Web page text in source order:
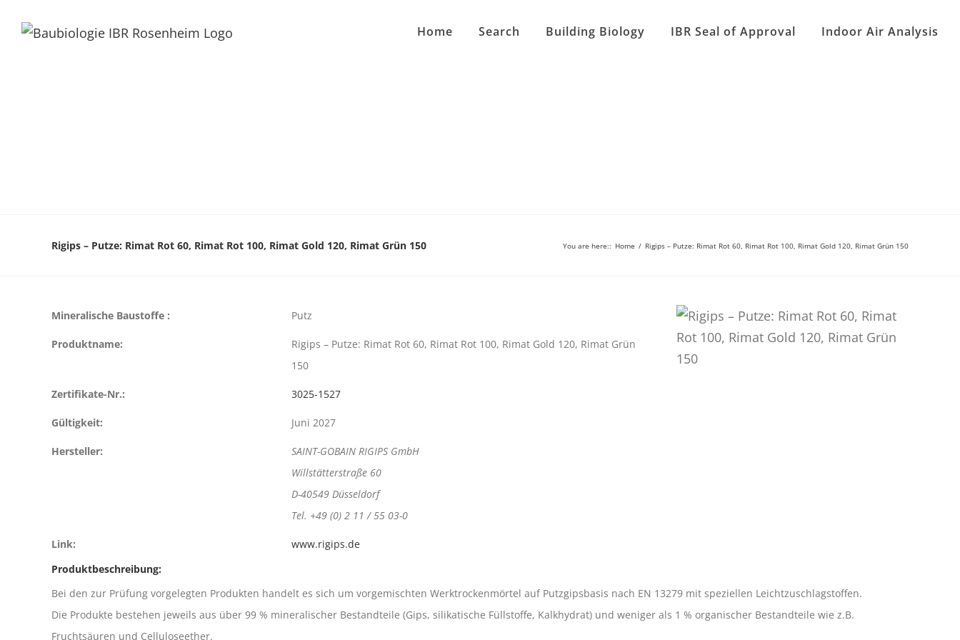
Home Search Building Biology IBR Seal of Approval Indoor Air Analysis
Rigips – Putze: Rimat Rot 60, Rimat Rot 100, Rimat Gold 120, Rimat Grün 150 You are here:: Home / Rigips – Putze: Rimat Rot 60, Rimat Rot 100, Rimat Gold 120, Rimat Grün 150
Mineralische Baustoffe : Putz
Produktname:
Rigips – Putze: Rimat Rot 60, Rimat Rot 100, Rimat Gold 120, Rimat Grün
150
Zertifikate-Nr.: 3025-1527
Gültigkeit: Juni 2027
Hersteller:
SAINT-GOBAIN RIGIPS GmbH
Willstätterstraße 60
D-40549 Düsseldorf
Tel. +49 (0) 2 11 / 55 03-0
Link:
www.rigips.de
Produktbeschreibung:
Bei den zur Prüfung vorgelegten Produkten handelt es sich um vorgemischten Werktrockenmörtel auf Putzgipsbasis nach EN 13279 mit speziellen Leichtzuschlagstoffen.
Die Produkte bestehen jeweils aus über 99 % mineralischer Bestandteile (Gips, silikatische Füllstoffe, Kalkhydrat) und weniger als 1 % organischer Bestandteile wie z.B.
Fruchtsäuren und Celluloseether.